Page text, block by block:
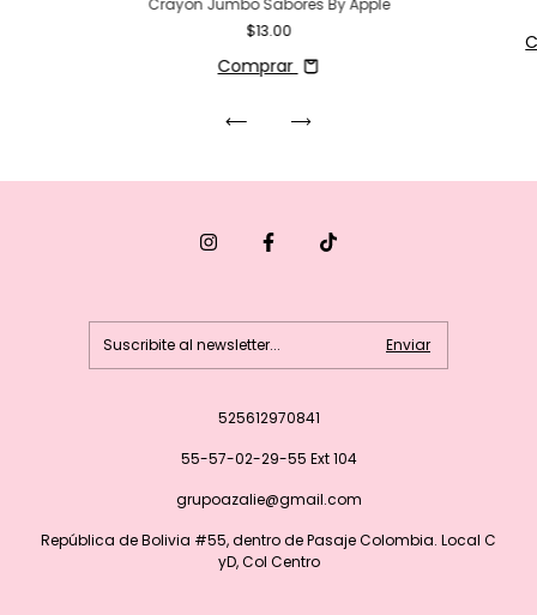
Crayon Jumbo Sabores By Apple
$13.00
Comprar
525612970841
55-57-02-29-55 Ext 104
grupoazalie@gmail.com
República de Bolivia #55, dentro de Pasaje Colombia. Local C
yD, Col Centro